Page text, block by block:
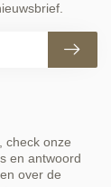
check onze
en antwoord
over de